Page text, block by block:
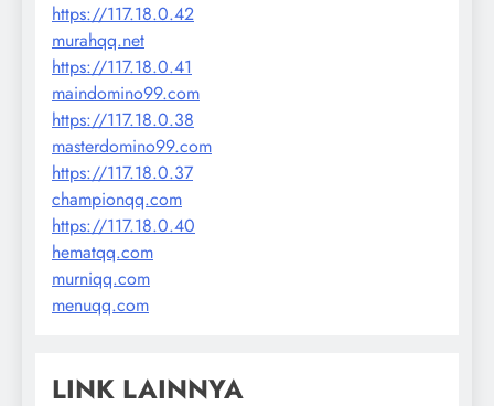
https://117.18.0.42
murahqq.net
https://117.18.0.41
maindomino99.com
https://117.18.0.38
masterdomino99.com
https://117.18.0.37
championqq.com
https://117.18.0.40
hematqq.com
murniqq.com
menuqq.com
LINK LAINNYA